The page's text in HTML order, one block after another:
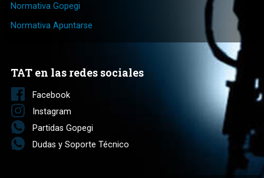
Normativa Gopegi
Normativa Apuntarse
TAT en las redes sociales
Facebook
Instagram
Partidas Gopegi
Dudas y Soporte Técnico